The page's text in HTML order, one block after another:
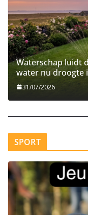
Waterschap luidt
water nu droogte
31/07/2026
SPORT